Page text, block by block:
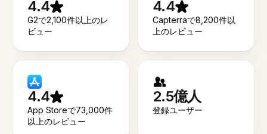
4.4
G2で2,100件以上のレ
ビュー
4.4
Capterraで8,200件以
上のレビュー
4.4
App Storeで73,000件
以上のレビュー
2.5億人
登録ユーザー